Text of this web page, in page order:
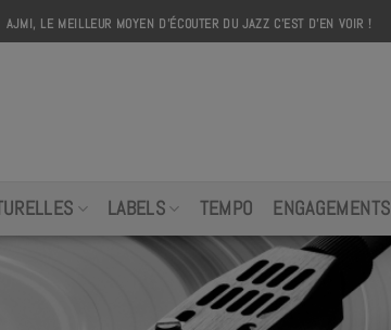
AJMI, LE MEILLEUR MOYEN D'ÉCOUTER DU JAZZ C'EST D'EN VOIR !
LABELS TEMPO ENGAGEMENTS